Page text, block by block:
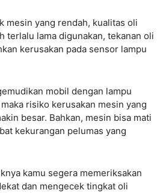
mesin yang rendah, kualitas oli
terlalu lama digunakan, tekanan oli
kerusakan pada sensor lampu
mobil dengan lampu
risiko kerusakan mesin yang
besar. Bahkan, mesin bisa mati
kekurangan pelumas yang
kamu segera memeriksakan
dan mengecek tingkat oli